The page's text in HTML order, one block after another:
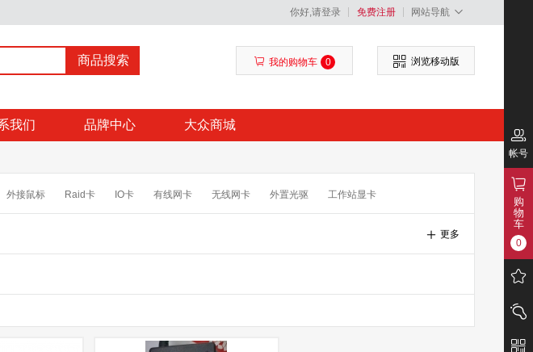
你好,请登录 免费注册 网站导航
商品搜索 我的购物车 0 浏览移动版
我们 品牌中心 大众商城
外接鼠标 Raid卡 IO卡 有线网卡 无线网卡 外置光驱 工作站显卡
更多
帐号
购
物
车
0